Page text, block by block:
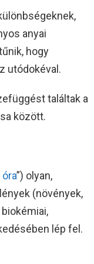
anyai
hogy
utódokéval.
találtak a
között.
”) olyan,
(növények,
lép fel.